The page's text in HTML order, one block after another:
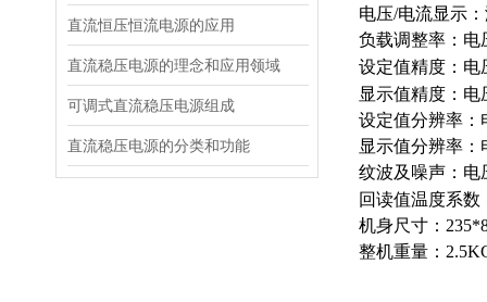
直流恒压恒流电源的应用
直流稳压电源的理念和应用领域
可调式直流稳压电源组成
直流稳压电源的分类和功能
电压/电流显示
负载调整率：电
设定值精度：电
显示值精度：电
设定值分辨率：
显示值分辨率：
纹波及噪声：电
回读值温度系数
机身尺寸：
整机重量：